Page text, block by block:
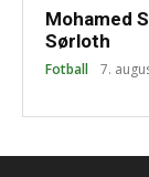
Mohamed
Sørloth
Fotball 7.